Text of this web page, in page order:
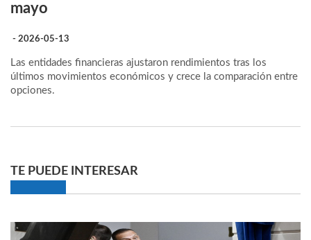
mayo
- 2026-05-13
Las entidades financieras ajustaron rendimientos tras los
últimos movimientos económicos y crece la comparación entre
opciones.
TE PUEDE INTERESAR